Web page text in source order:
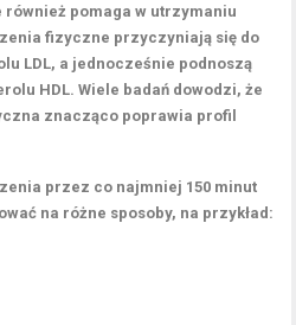
pomaga w utrzymaniu
fizyczne przyczyniają się do
LDL, a jednocześnie podnoszą
HDL. Wiele badań dowodzi, że
znacząco poprawia profil
przez co najmniej 150 minut
na różne sposoby, na przykład: